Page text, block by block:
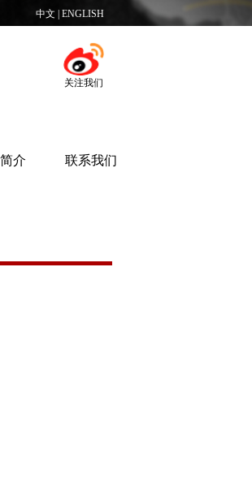
中文 ENGLISH
关注我们
介 联系我们